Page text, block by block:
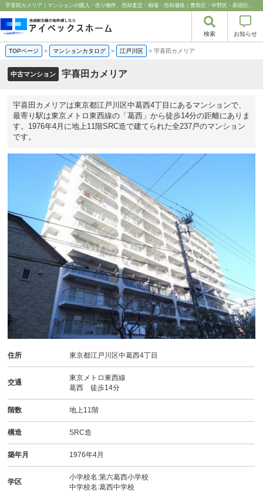
宇喜田カメリア｜マンションの購入・売り物件、売却査定・相場・売却価格｜豊島区・中野区・新宿区の中古マンション・リノベーション情報なら池袋のアイベックスホーム！
検索 お知らせ
TOPページ > マンションカタログ > 江戸川区 > 宇喜田カメリア
中古マンション 宇喜田カメリア
宇喜田カメリアは東京都江戸川区中葛西4丁目にあるマンションで、
最寄り駅は東京メトロ東西線の「葛西」から徒歩14分の距離にありま
す。1976年4月に地上11階SRC造で建てられた全237戸のマンション
です。
住所 東京都江戸川区中葛西4丁目
交通
東京メトロ東西線
葛西 徒歩14分
階数 地上11階
構造 SRC造
築年月 1976年4月
学区
小学校名:第六葛西小学校
中学校名:葛西中学校